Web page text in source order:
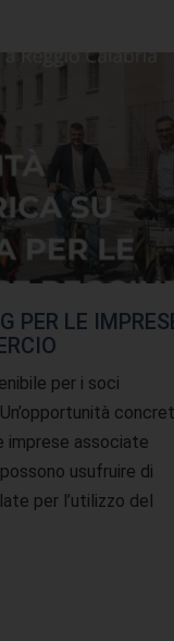
PER LE
per i soci
imprese associate
usufruire di
per l’utilizzo del